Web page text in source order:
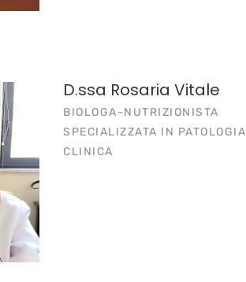
D.ssa Rosaria Vitale
BIOLOGA-NUTRIZIONISTA
SPECIALIZZATA IN PATOLOGIA
CLINICA